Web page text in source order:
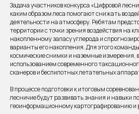
Задача участников конкурса «Цифровой
каким образом леса помогают снижать
деятельности на атмосферу. Ребятам
территории с точки зрения воздействия на
накопленному запасу углерода и
варианты его накопления. Для этого
космические снимки и наземные измерения,
использованием современного
сканеров и беспилотных летательных
В процессе подготовки к итоговым
лесничие будут развивать знания и навыки
геоинформационному картографированию и